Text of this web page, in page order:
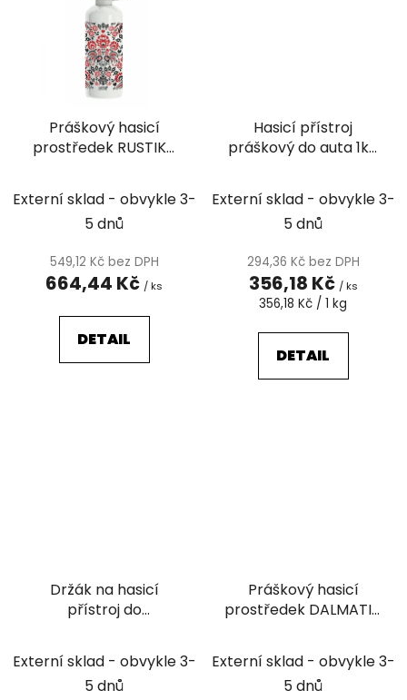
Práškový hasicí
prostředek RUSTIKA
Externí sklad - obvykle 3-
5 dnů
549,12 Kč bez DPH
664,44 Kč / ks
DETAIL
Hasicí přístroj
práškový do auta 1kg
Externí sklad - obvykle 3-
5 dnů
294,36 Kč bez DPH
356,18 Kč / ks
Měrná
356,18 Kč / 1 kg
DETAIL
Držák na hasicí
přístroj do
a zemědělských
strojů
Externí sklad - obvykle 3-
5 dnů
Práškový hasicí
prostředek DALMATIN
Externí sklad - obvykle 3-
5 dnů